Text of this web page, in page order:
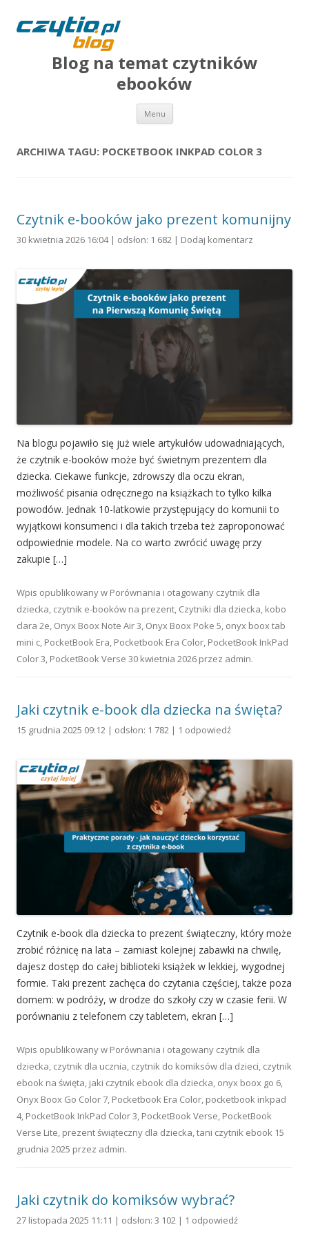
Blog na temat czytników
ebooków
Menu Przejdź do treści
ARCHIWA TAGU: POCKETBOOK INKPAD COLOR 3
Czytnik e-booków jako prezent komunijny
30 kwietnia 2026 16:04 | odsłon: 1 682 | Dodaj komentarz
Na blogu pojawiło się już wiele artykułów udowadniających,
że czytnik e-booków może być świetnym prezentem dla
dziecka. Ciekawe funkcje, zdrowszy dla oczu ekran,
możliwość pisania odręcznego na książkach to tylko kilka
powodów. Jednak 10-latkowie przystępujący do komunii to
wyjątkowi konsumenci i dla takich trzeba też zaproponować
odpowiednie modele. Na co warto zwrócić uwagę przy
zakupie […]
Wpis opublikowany w Porównania i otagowany czytnik dla
dziecka, czytnik e-booków na prezent, Czytniki dla dziecka, kobo
clara 2e, Onyx Boox Note Air 3, Onyx Boox Poke 5, onyx boox tab
mini c, PocketBook Era, Pocketbook Era Color, PocketBook InkPad
Color 3, PocketBook Verse 30 kwietnia 2026 przez admin.
Jaki czytnik e-book dla dziecka na święta?
15 grudnia 2025 09:12 | odsłon: 1 782 | 1 odpowiedź
Czytnik e-book dla dziecka to prezent świąteczny, który może
zrobić różnicę na lata – zamiast kolejnej zabawki na chwilę,
dajesz dostęp do całej biblioteki książek w lekkiej, wygodnej
formie. Taki prezent zachęca do czytania częściej, także poza
domem: w podróży, w drodze do szkoły czy w czasie ferii. W
porównaniu z telefonem czy tabletem, ekran […]
Wpis opublikowany w Porównania i otagowany czytnik dla
dziecka, czytnik dla ucznia, czytnik do komiksów dla dzieci, czytnik
ebook na święta, jaki czytnik ebook dla dziecka, onyx boox go 6,
Onyx Boox Go Color 7, Pocketbook Era Color, pocketbook inkpad
4, PocketBook InkPad Color 3, PocketBook Verse, PocketBook
Verse Lite, prezent świąteczny dla dziecka,tani czytnik ebook 15
grudnia 2025 przez admin.
Jaki czytnik do komiksów wybrać?
27 listopada 2025 11:11 | odsłon: 3 102 | 1 odpowiedź